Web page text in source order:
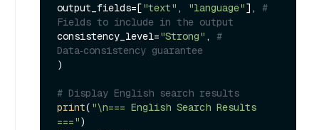
output_fields=["text" , "language"], #
Fields to include in the output
consistency_level="Strong" , #
Data‑consistency guarantee
)
# Display English search results
print( "\n=== English Search Results
==="